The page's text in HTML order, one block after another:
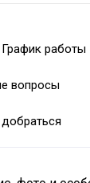
График работы
вопросы